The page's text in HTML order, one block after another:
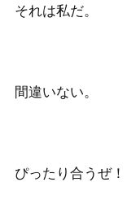
それは私だ。
間違いない。
ぴったり合うぜ！